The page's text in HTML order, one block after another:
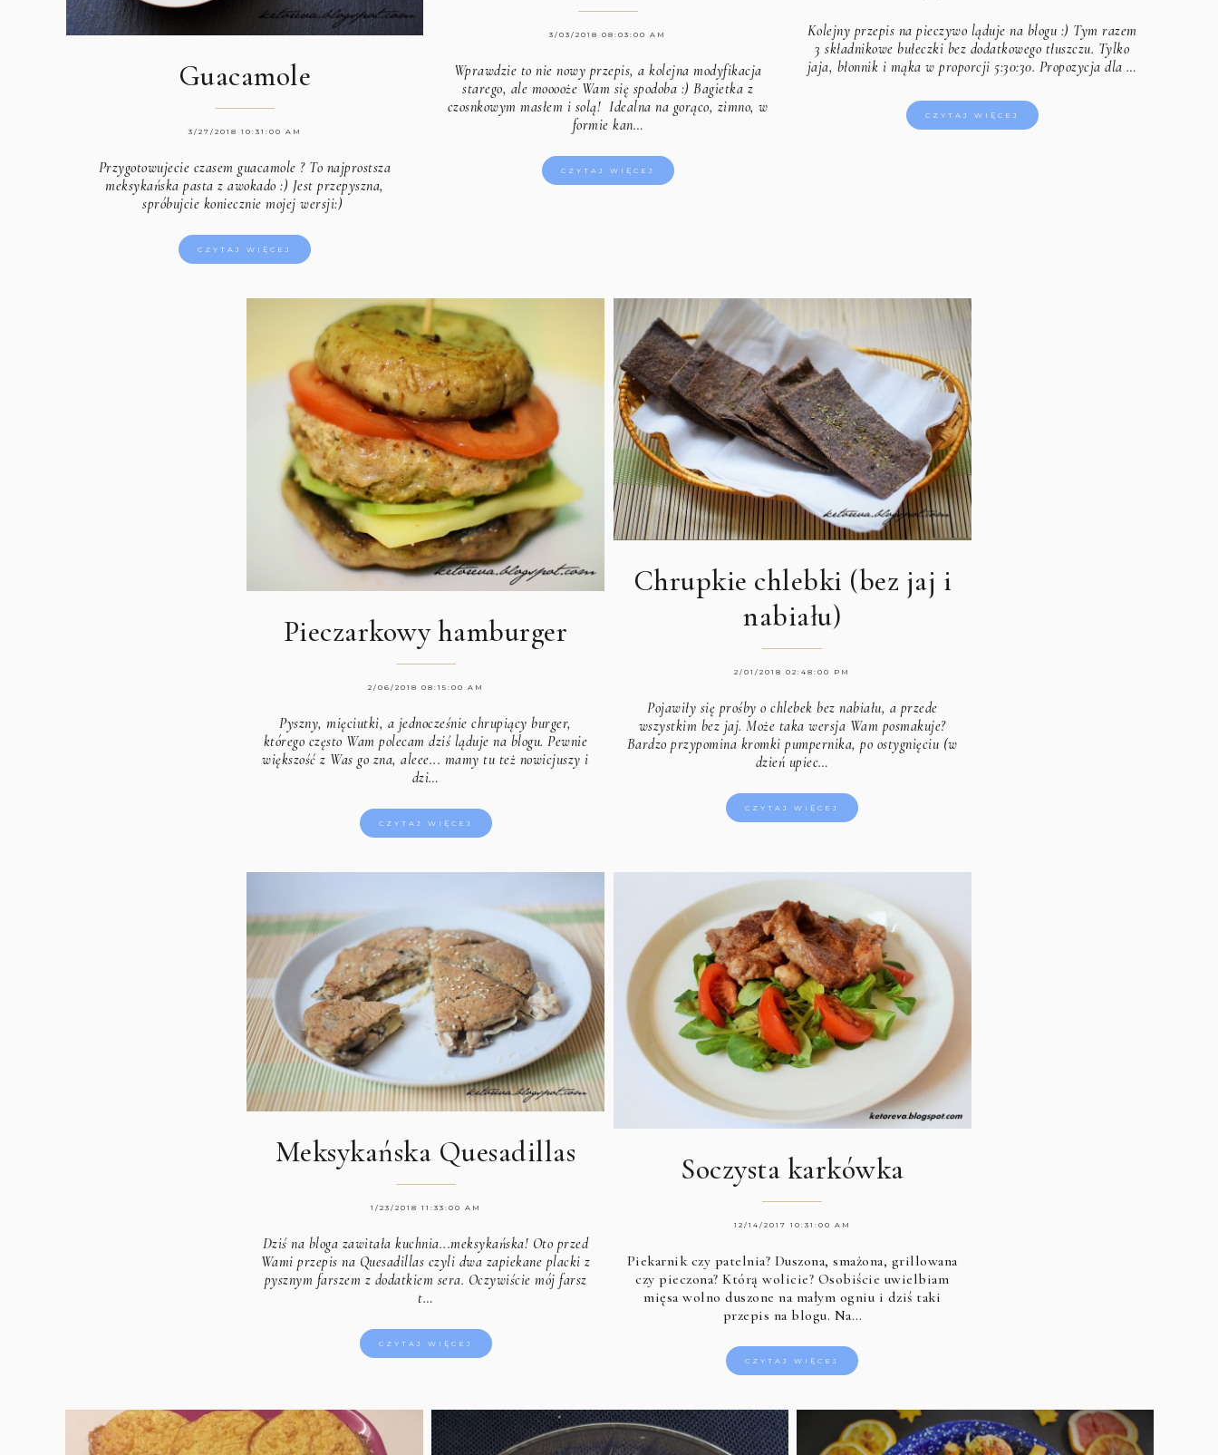
Guacamole
3/27/2018 10:31:00 AM
Przygotowujecie czasem guacamole ? To najprostsza
meksykańska pasta z awokado :) Jest przepyszna,
spróbujcie koniecznie mojej wersji:)
CZYTAJ WIĘCEJ
3/03/2018 08:03:00 AM
Wprawdzie to nie nowy przepis, a kolejna modyfikacja
starego, ale mooooże Wam się spodoba :) Bagietka z
czosnkowym masłem i solą! Idealna na gorąco, zimno, w
formie kan…
CZYTAJ WIĘCEJ
Kolejny przepis na pieczywo ląduje na blogu :) Tym razem
3 składnikowe bułeczki bez dodatkowego tłuszczu. Tylko
jaja, błonnik i mąka w proporcji 5:30:30. Propozycja dla …
CZYTAJ WIĘCEJ
Pieczarkowy hamburger
2/06/2018 08:15:00 AM
Pyszny, mięciutki, a jednocześnie chrupiący burger,
którego często Wam polecam dziś ląduje na blogu. Pewnie
większość z Was go zna, aleee... mamy tu też nowicjuszy i
dzi…
CZYTAJ WIĘCEJ
Chrupkie chlebki (bez jaj i
nabiału)
2/01/2018 02:48:00 PM
Pojawiły się prośby o chlebek bez nabiału, a przede
wszystkim bez jaj. Może taka wersja Wam posmakuje?
Bardzo przypomina kromki pumpernika, po ostygnięciu (w
dzień upiec…
CZYTAJ WIĘCEJ
Meksykańska Quesadillas
1/23/2018 11:33:00 AM
Dziś na bloga zawitała kuchnia...meksykańska! Oto przed
Wami przepis na Quesadillas czyli dwa zapiekane placki z
pysznym farszem z dodatkiem sera. Oczywiście mój farsz
t…
CZYTAJ WIĘCEJ
Soczysta karkówka
12/14/2017 10:31:00 AM
Piekarnik czy patelnia? Duszona, smażona, grillowana
czy pieczona? Którą wolicie? Osobiście uwielbiam
mięsa wolno duszone na małym ogniu i dziś taki
przepis na blogu. Na…
CZYTAJ WIĘCEJ